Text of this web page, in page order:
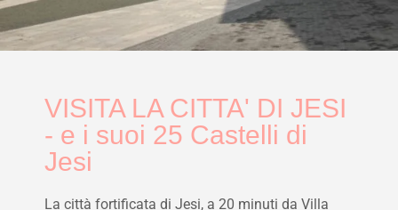
VISITA LA CITTA' DI JESI
- e i suoi 25 Castelli di
Jesi
La città fortificata di Jesi, a 20 minuti da Villa